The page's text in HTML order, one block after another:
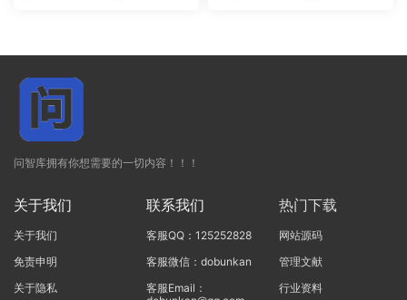
问智库拥有你想需要的一切内容！！！
关于我们
关于我们
免责申明
关于隐私
联系我们
客服QQ：125252828
客服微信：dobunkan
客服Email：
热门下载
网站源码
管理文献
行业资料